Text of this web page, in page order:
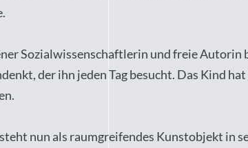
Sozialwissenschaftlerin und freie Autorin
der ihn jeden Tag besucht. Das Kind
nun als raumgreifendes Kunstobjekt in